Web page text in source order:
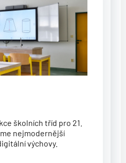
školních tříd pro 21.
nejmodernější
výchovy.